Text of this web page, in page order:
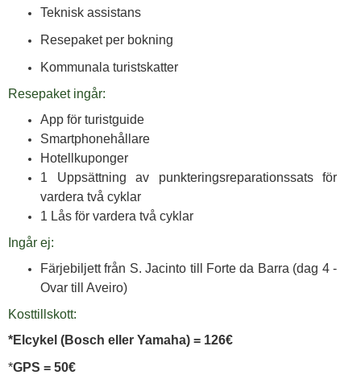
Teknisk assistans
Resepaket per bokning
Kommunala turistskatter
Resepaket ingår:
App för turistguide
Smartphonehållare
Hotellkuponger
1 Uppsättning av punkteringsreparationssats för
vardera två cyklar
1 Lås för vardera två cyklar
Ingår ej:
Färjebiljett från S. Jacinto till Forte da Barra (dag 4 -
Ovar till Aveiro)
Kosttillskott:
*Elcykel (Bosch eller Yamaha) = 126€
*GPS = 50€